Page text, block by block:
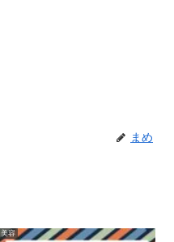
まめ
美容